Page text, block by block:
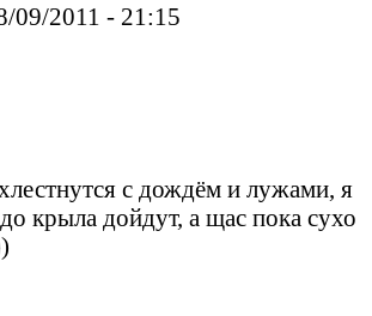
09/2011 - 21:15
с дождём и лужами, я
крыла дойдут, а щас пока сухо